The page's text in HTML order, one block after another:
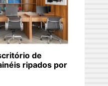
de
ripados por